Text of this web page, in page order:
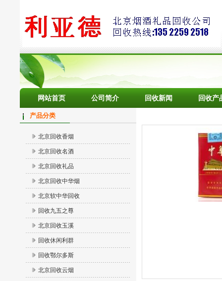
网站首页 公司简介 回收新闻 回收产
产品分类
北京回收香烟
北京回收名酒
北京回收礼品
北京回收中华烟
北京软中华回收
回收九五之尊
北京回收玉溪
回收休闲利群
回收鄂尔多斯
北京回收云烟